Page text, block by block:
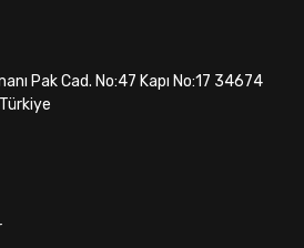
Pak Cad. No:47 Kapı No:17 34674